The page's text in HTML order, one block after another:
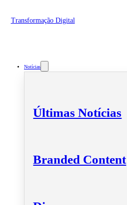
Transformação Digital
Notícias
Últimas Notícias
Branded Content